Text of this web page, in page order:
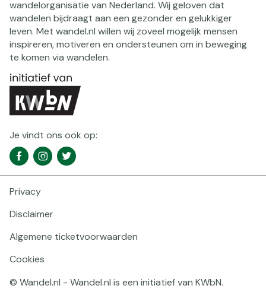
wandelorganisatie van Nederland. Wij geloven dat
wandelen bijdraagt aan een gezonder en gelukkiger
leven. Met wandel.nl willen wij zoveel mogelijk mensen
inspireren, motiveren en ondersteunen om in beweging
te komen via wandelen.
Je vindt ons ook op:
Social
media
FacebookInstagramTwitter
© Wandel.nl - Wandel.nl is een initiatief van KWbN.
Footer
navigatie
Privacy
Disclaimer
Algemene ticketvoorwaarden
Cookies